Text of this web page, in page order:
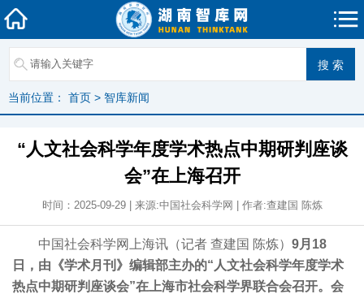
当前位置： 首页 > 智库新闻
“人文社会科学年度学术热点中期研判座谈
会”在上海召开
时间：2025-09-29 | 来源:中国社会科学网 | 作者:查建国 陈炼
中国社会科学网上海讯（记者 查建国 陈炼） 9月18
日，由《学术月刊》编辑部主办的“人文社会科学年度学术
热点中期研判座谈会”在上海市社会科学界联合会召开。会